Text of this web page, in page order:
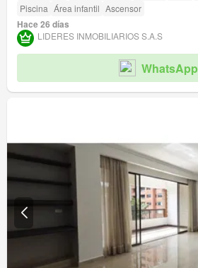
Piscina Área infantil Ascensor
Hace 26 días
LIDERES INMOBILIARIOS S.A.S
WhatsApp